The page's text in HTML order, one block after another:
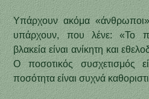
Υπάρχουν ακόμα
υπάρχουν, που λένε: «Το
βλακεία είναι ανίκητη και
Ο ποσοτικός συσχετισμός
ποσότητα είναι συχνά